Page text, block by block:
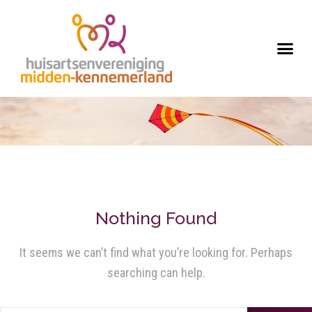
Nothing Found
It seems we can’t find what you’re looking for. Perhaps
searching can help.